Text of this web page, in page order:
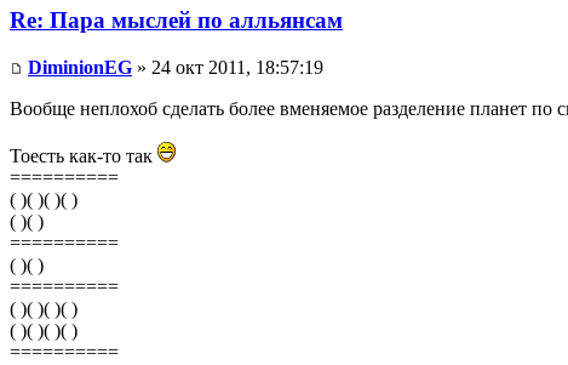
Re: Пара мыслей по алльянсам
DiminionEG » 24 окт 2011, 18:57:19
Вообще неплохоб сделать более вменяемое разделение планет
Тоесть как-то так
==========
( )( )( )( )
( )( )
==========
( )( )
==========
( )( )( )( )
( )( )( )( )
==========